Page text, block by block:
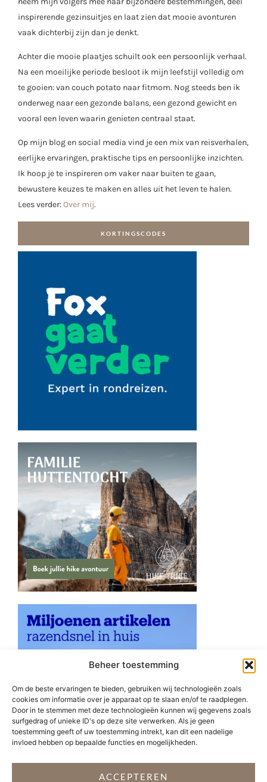
Beheer toestemming
Om de beste ervaringen te bieden, gebruiken wij technologieën zoals
cookies om informatie over je apparaat op te slaan en/of te raadplegen.
Door in te stemmen met deze technologieën kunnen wij gegevens zoals
surfgedrag of unieke ID's op deze site verwerken. Als je geen
toestemming geeft of uw toestemming intrekt, kan dit een nadelige
invloed hebben op bepaalde functies en mogelijkheden.
ACCEPTEREN
inspirerende gezinsuitjes en laat zien dat mooie avonturen
vaak dichterbij zijn dan je denkt.
Achter die mooie plaatjes schuilt ook een persoonlijk verhaal.
Na een moeilijke periode besloot ik mijn leefstijl volledig om
te gooien: van couch potato naar fitmom. Nog steeds ben ik
onderweg naar een gezonde balans, een gezond gewicht en
vooral een leven waarin genieten centraal staat.
Op mijn blog en social media vind je een mix van reisverhalen,
eerlijke ervaringen, praktische tips en persoonlijke inzichten.
Ik hoop je te inspireren om vaker naar buiten te gaan,
bewustere keuzes te maken en alles uit het leven te halen.
Lees verder:Over mij.
KORTINGSCODES